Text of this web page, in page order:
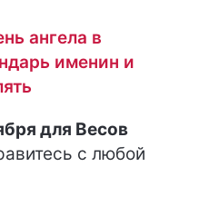
ангела в
именин и
для Весов
с любой